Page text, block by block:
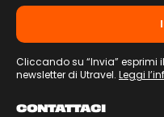
Cliccando su “Invia” esprimi
newsletter di Utravel. Leggi
CONTATTACI